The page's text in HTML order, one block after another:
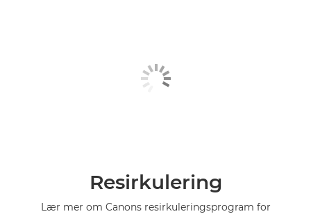
Resirkulering
Lær mer om Canons resirkuleringsprogram for